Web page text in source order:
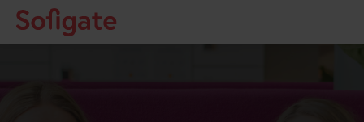
Hyppää
sisältöön